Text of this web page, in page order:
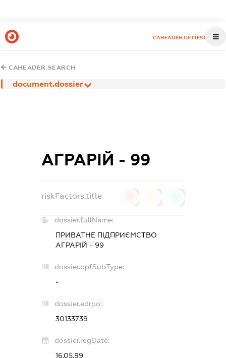
CAHEADER.GETTEST
CAHEADER.SEARCH
document.dossier
АГРАРІЙ - 99
riskFactors.title
dossier.fullName:
ПРИВАТНЕ ПІДПРИЄМСТВО
АГРАРІЙ - 99
dossier.opfSubType:
-
dossier.edrpo:
30133739
dossier.regDate:
16.05.99